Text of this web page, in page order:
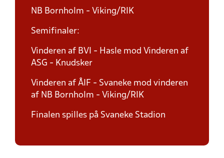
NB Bornholm - Viking/RIK
Semifinaler:
Vinderen af BVI - Hasle mod Vinderen af
ASG - Knudsker
Vinderen af ÅIF - Svaneke mod vinderen
af NB Bornholm - Viking/RIK
Finalen spilles på Svaneke Stadion